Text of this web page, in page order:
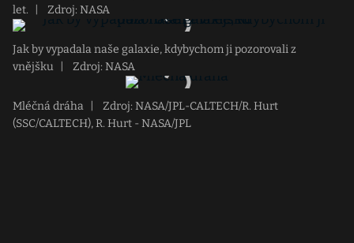
let.
Zdroj: NASA
Jak by vypadala naše galaxie, kdybychom ji pozorovali z
vnějšku
Zdroj: NASA
Mléčná dráha
Zdroj: NASA/JPL-CALTECH/R. Hurt
(SSC/CALTECH), R. Hurt - NASA/JPL